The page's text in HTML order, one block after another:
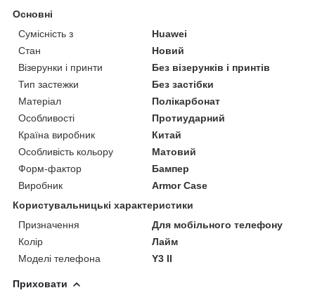
Основні
Сумісність з
Huawei
Стан
Новий
Візерунки і принти
Без візерунків і принтів
Тип застежки
Без застібки
Матеріал
Полікарбонат
Особливості
Протиударний
Країна виробник
Китай
Особливість кольору
Матовий
Форм-фактор
Бампер
Виробник
Armor Case
Користувальницькі характеристики
Призначення
Для мобільного телефону
Колір
Лайм
Моделі телефона
Y3 II
Приховати